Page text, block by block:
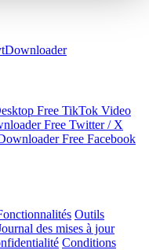
Free TikTok Video
Free Twitter / X
Free Facebook
Outils
des mises à jour
Conditions